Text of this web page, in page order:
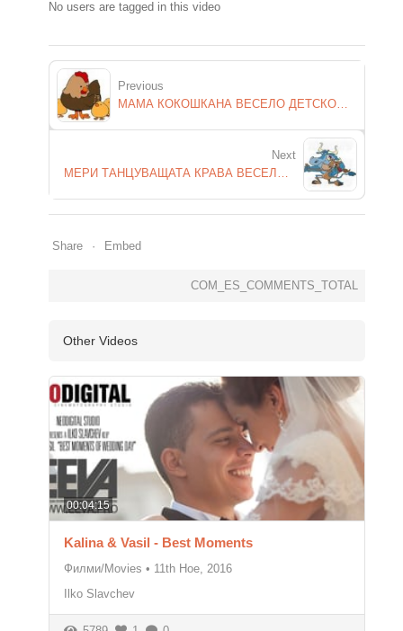
No users are tagged in this video
Previous
Next
Share Embed
COM_ES_COMMENTS_TOTAL
Other Videos
00:04:15
Kalina & Vasil - Best Moments
Филми/Movies • 11th Ное, 2016
Ilko Slavchev